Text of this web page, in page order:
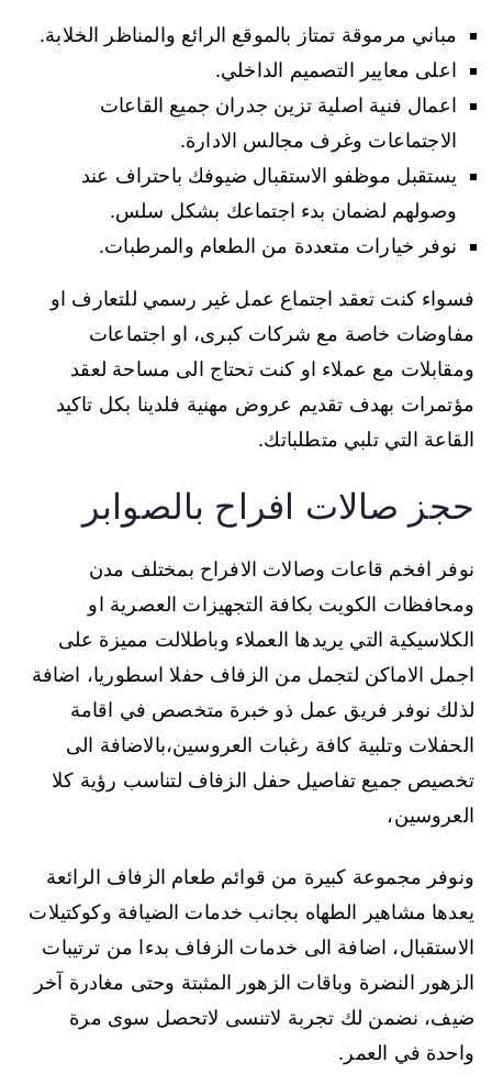
مباني مرموقة تمتاز بالموقع الرائع والمناظر الخلابة.
اعلى معايير التصميم الداخلي.
اعمال فنية اصلية تزين جدران جميع القاعات
الاجتماعات وغرف مجالس الادارة.
يستقبل موظفو الاستقبال ضيوفك باحتراف عند
وصولهم لضمان بدء اجتماعك بشكل سلس.
نوفر خيارات متعددة من الطعام والمرطبات.
فسواء كنت تعقد اجتماع عمل غير رسمي للتعارف او
مفاوضات خاصة مع شركات كبرى، او اجتماعات
ومقابلات مع عملاء او كنت تحتاج الى مساحة لعقد
مؤتمرات بهدف تقديم عروض مهنية فلدينا بكل تاكيد
القاعة التي تلبي متطلباتك.
حجز صالات افراح بالصوابر
نوفر افخم قاعات وصالات الافراح بمختلف مدن
ومحافظات الكويت بكافة التجهيزات العصرية او
الكلاسيكية التي يريدها العملاء وباطلالت مميزة على
اجمل الاماكن لتجمل من الزفاف حفلا اسطوريا، اضافة
لذلك نوفر فريق عمل ذو خبرة متخصص في اقامة
الحفلات وتلبية كافة رغبات العروسين،بالاضافة الى
تخصيص جميع تفاصيل حفل الزفاف لتناسب رؤية كلا
العروسين،
ونوفر مجموعة كبيرة من قوائم طعام الزفاف الرائعة
يعدها مشاهير الطهاه بجانب خدمات الضيافة وكوكتيلات
الاستقبال، اضافة الى خدمات الزفاف بدءا من ترتيبات
الزهور النضرة وباقات الزهور المثبتة وحتى مغادرة آخر
ضيف، نضمن لك تجربة لاتنسى لاتحصل سوى مرة
واحدة في العمر.